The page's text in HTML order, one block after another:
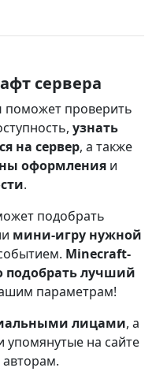
сервера
поможет проверить
узнать
на сервер, а также
оформления и
.
подобрать
мини-игру нужной
Minecraft-
подобрать лучший
параметрам!
лицами, а
упомянутые на сайте